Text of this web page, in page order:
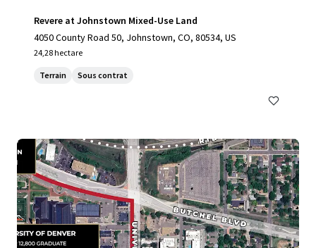
Revere at Johnstown Mixed-Use Land
4050 County Road 50, Johnstown, CO, 80534, US
24,28 hectare
Terrain Sous contrat